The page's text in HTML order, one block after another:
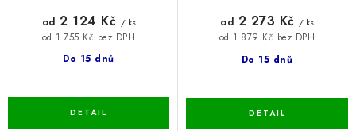
Do 15 dnů
od 1 755 Kč bez DPH
od 2 124 Kč / ks
Do 15 dnů
od 1 879 Kč bez DPH
od 2 273 Kč / ks